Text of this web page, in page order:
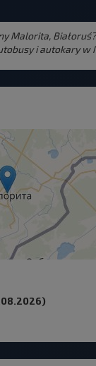
Malorita,
i autokary